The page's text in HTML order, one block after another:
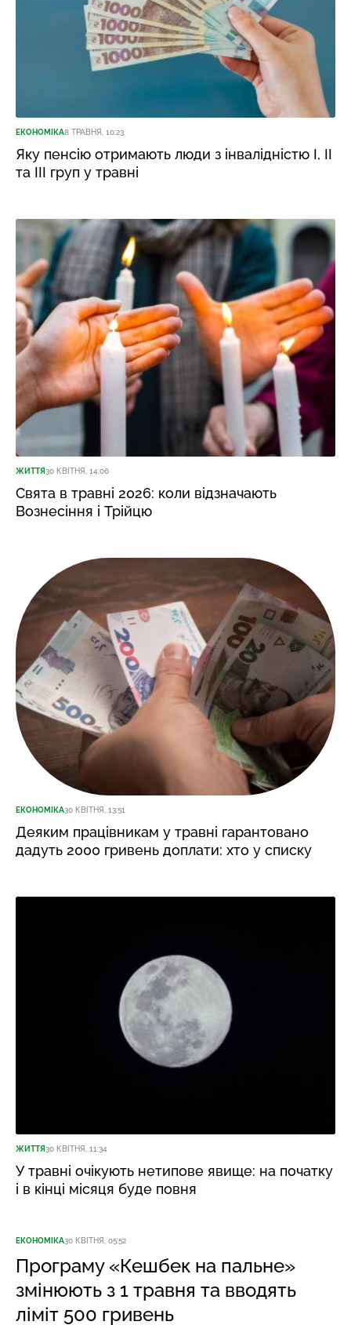
ЕКОНОМІКА8 ТРАВНЯ, 10:23
Яку пенсію отримають люди з інвалідністю I, II
та III груп у травні
ЖИТТЯ30 КВІТНЯ, 14:06
Свята в травні 2026: коли відзначають
Вознесіння і Трійцю
ЕКОНОМІКА30 КВІТНЯ, 13:51
Деяким працівникам у травні гарантовано
дадуть 2000 гривень доплати: хто у списку
ЖИТТЯ30 КВІТНЯ, 11:34
У травні очікують нетипове явище: на початку
і в кінці місяця буде повня
ЕКОНОМІКА30 КВІТНЯ, 05:52
Програму «Кешбек на пальне»
змінюють з 1 травня та вводять
ліміт 500 гривень